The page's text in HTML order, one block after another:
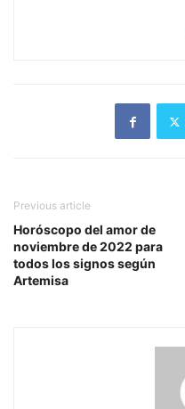
Previous article
Horóscopo del amor de
noviembre de 2022 para
todos los signos según
Artemisa